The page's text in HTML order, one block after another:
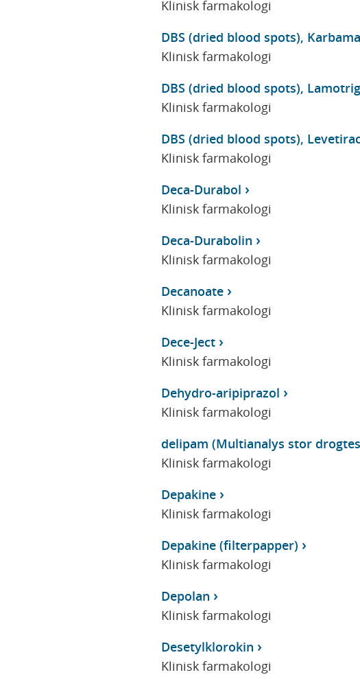
Klinisk farmakologi
DBS (dried blood spots),
Klinisk farmakologi
DBS (dried blood spots),
Klinisk farmakologi
DBS (dried blood spots),
Klinisk farmakologi
Deca-Durabol
Klinisk farmakologi
Deca-Durabolin
Klinisk farmakologi
Decanoate
Klinisk farmakologi
Dece-Ject
Klinisk farmakologi
Dehydro-aripiprazol
Klinisk farmakologi
delipam (Multianalys stor
Klinisk farmakologi
Depakine
Klinisk farmakologi
Depakine (filterpapper)
Klinisk farmakologi
Depolan
Klinisk farmakologi
Desetylklorokin
Klinisk farmakologi